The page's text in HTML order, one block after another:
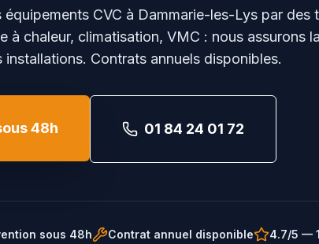
CVC à Dammarie-les-Lys par des
à chaleur, climatisation, VMC : nous assurons
Contrats annuels disponibles.
48h 01 84 24 01 72
sous 48h Contrat annuel disponible 4.7/5 —